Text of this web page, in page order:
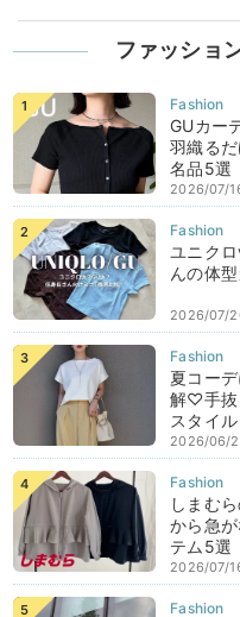
ファッショ
GUカー
羽織る
名品5選
2026/07/
ユニク
んの体
2026/07/
夏コー
解♡手抜
スタイル
2026/06/
しまむ
から急
テム5選
2026/07/